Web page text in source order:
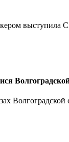
выступила
Волгоградской